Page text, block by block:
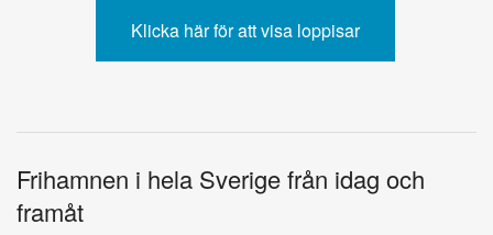
Frihamnen i hela Sverige från idag och
framåt